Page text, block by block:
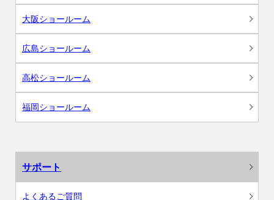
大阪ショールーム
広島ショールーム
高松ショールーム
福岡ショールーム
サポート
よくあるご質問